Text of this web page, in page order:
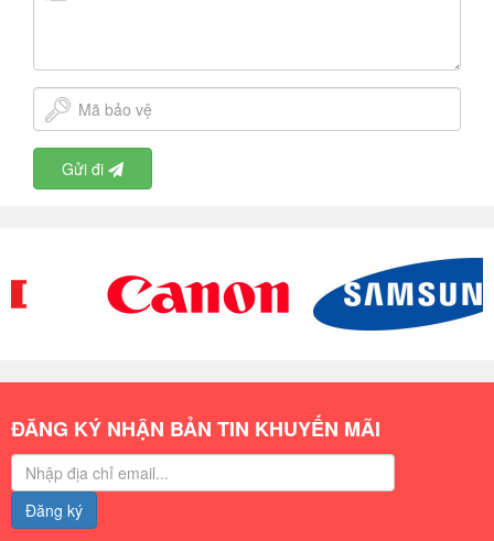
Gửi đi
ĐĂNG KÝ NHẬN BẢN TIN KHUYẾN MÃI
Đăng ký